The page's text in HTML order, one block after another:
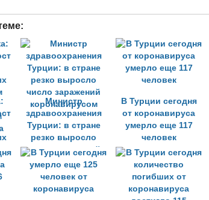
Министр
здравоохранения
Турции: в стране
резко выросло
число заражений
коронавирусом
В Турции сегодня
от коронавируса
умерло еще 117
человек